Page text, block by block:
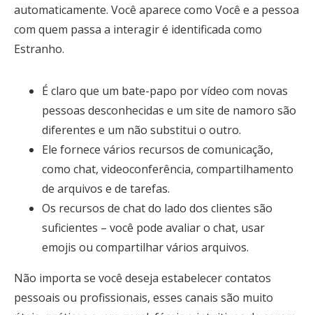
automaticamente. Você aparece como Você e a pessoa
com quem passa a interagir é identificada como
Estranho.
É claro que um bate-papo por vídeo com novas
pessoas desconhecidas e um site de namoro são
diferentes e um não substitui o outro.
Ele fornece vários recursos de comunicação,
como chat, videoconferência, compartilhamento
de arquivos e de tarefas.
Os recursos de chat do lado dos clientes são
suficientes – você pode avaliar o chat, usar
emojis ou compartilhar vários arquivos.
Não importa se você deseja estabelecer contatos
pessoais ou profissionais, esses canais são muito